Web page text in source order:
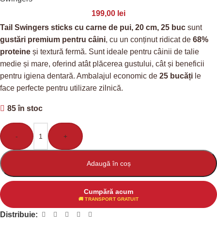
199,00 lei
Tail Swingers sticks cu carne de pui, 20 cm, 25 buc sunt
gustări premium pentru câini, cu un conținut ridicat de 68%
proteine și textură fermă. Sunt ideale pentru câinii de talie
medie și mare, oferind atât plăcerea gustului, cât și beneficii
pentru igiena dentară. Ambalajul economic de 25 bucăți le
face perfecte pentru utilizare zilnică.
85 în stoc
- +
Adaugă în coș
Cumpără acum
🚚 TRANSPORT GRATUIT
Distribuie: